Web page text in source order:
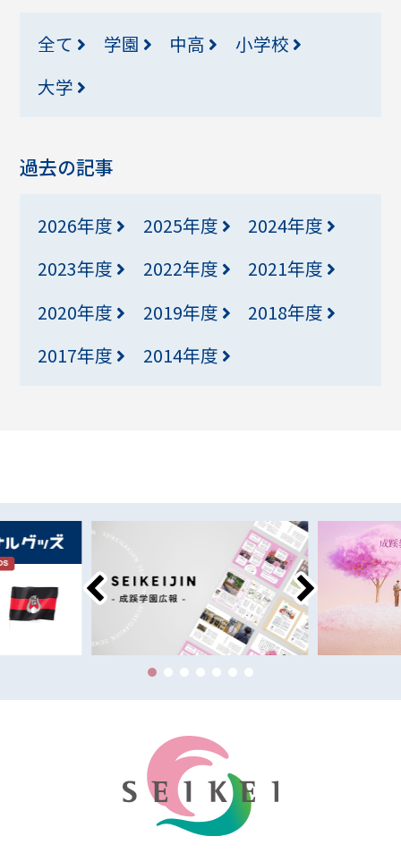
全て 学園 中高
小学校
大学
過去の記事
2026年度 2025年度
2024年度
2023年度
2022年度
2021年度
2020年度
2019年度
2018年度
2017年度
2014年度